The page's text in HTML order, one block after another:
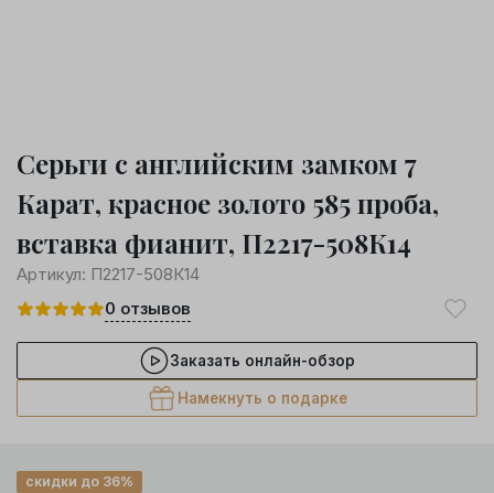
Серьги с английским замком 7
Карат, красное золото 585 проба,
вставка фианит, П2217-508К14
Артикул: П2217-508К14
0 отзывов
Заказать онлайн-обзор
Намекнуть о подарке
скидки до 36%